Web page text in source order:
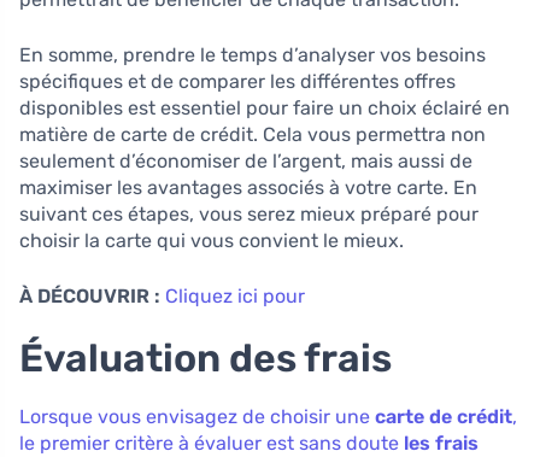
En somme, prendre le temps d’analyser vos besoins
spécifiques et de comparer les différentes offres
disponibles est essentiel pour faire un choix éclairé en
matière de carte de crédit. Cela vous permettra non
seulement d’économiser de l’argent, mais aussi de
maximiser les avantages associés à votre carte. En
suivant ces étapes, vous serez mieux préparé pour
choisir la carte qui vous convient le mieux.
À DÉCOUVRIR : Cliquez ici pour
Évaluation des frais
Lorsque vous envisagez de choisir une carte de crédit,
le premier critère à évaluer est sans doute les frais